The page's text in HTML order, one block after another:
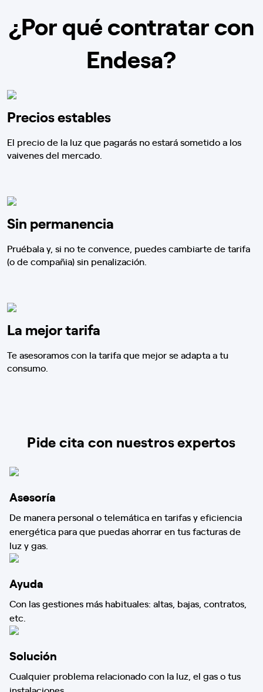
¿Por qué contratar con
Endesa?
Precios estables
El precio de la luz que pagarás no estará sometido a los
vaivenes del mercado.
Sin permanencia
Pruébala y, si no te convence, puedes cambiarte de tarifa
(o de compañia) sin penalización.
La mejor tarifa
Te asesoramos con la tarifa que mejor se adapta a tu
consumo.
Pide cita con nuestros expertos
Asesoría
De manera personal o telemática en tarifas y eficiencia
energética para que puedas ahorrar en tus facturas de
luz y gas.
Ayuda
Con las gestiones más habituales: altas, bajas, contratos,
etc.
Solución
Cualquier problema relacionado con la luz, el gas o tus